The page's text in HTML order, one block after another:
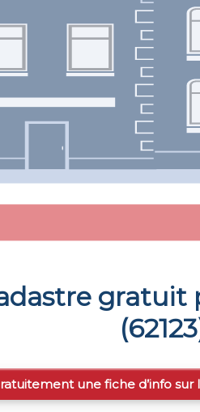
gratuit
(62123
une fiche d’info